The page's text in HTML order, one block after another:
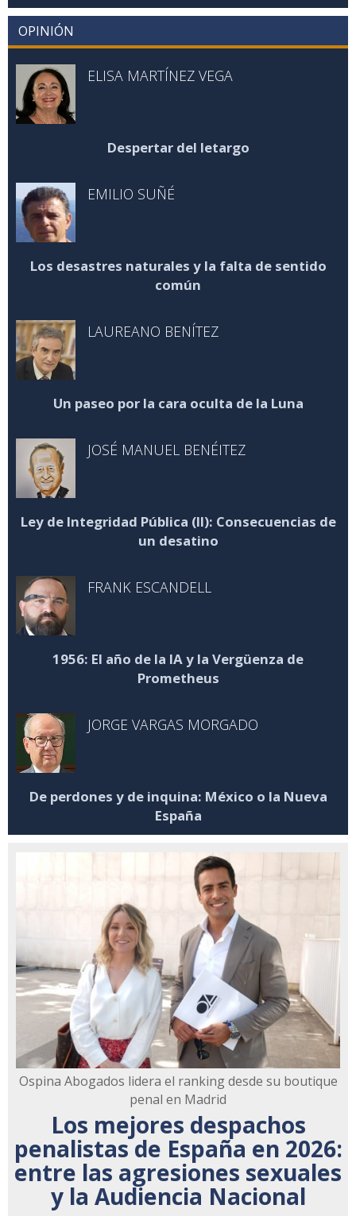
OPINIÓN
ELISA MARTÍNEZ VEGA
Despertar del letargo
EMILIO SUÑÉ
Los desastres naturales y la falta de sentido
común
LAUREANO BENÍTEZ
Un paseo por la cara oculta de la Luna
JOSÉ MANUEL BENÉITEZ
Ley de Integridad Pública (II): Consecuencias de
un desatino
FRANK ESCANDELL
1956: El año de la IA y la Vergüenza de
Prometheus
JORGE VARGAS MORGADO
De perdones y de inquina: México o la Nueva
España
Ospina Abogados lidera el ranking desde su boutique
penal en Madrid
Los mejores despachos
penalistas de España en 2026:
entre las agresiones sexuales
y la Audiencia Nacional